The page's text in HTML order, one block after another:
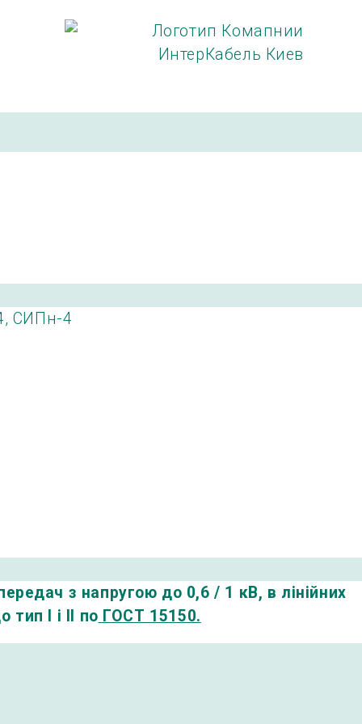
з напругою до 0,6 / 1 кВ, в лінійних
тип I і II по ГОСТ 15150.